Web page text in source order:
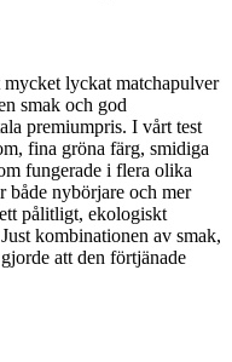
lyckat matchapulver
smak och god
premiumpris. I vårt test
fina gröna färg, smidiga
fungerade i flera olika
både nybörjare och mer
pålitligt, ekologiskt
kombinationen av smak,
att den förtjänade